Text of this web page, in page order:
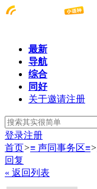
最新
导航
综合
同好
关于邀请注册
登录注册
首页>≡ 声同事务区≡>
回复
« 返回列表